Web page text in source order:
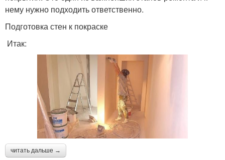
нему нужно подходить ответственно.
Подготовка стен к покраске
Итак:
читать дальше →